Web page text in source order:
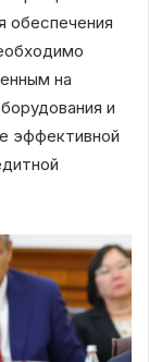
обеспечения
на
и
эффективной